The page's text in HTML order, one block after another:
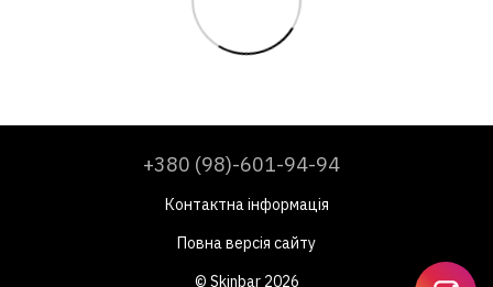
+380 (98)-601-94-94
Контактна інформація
Повна версія сайту
© Skinbar 2026